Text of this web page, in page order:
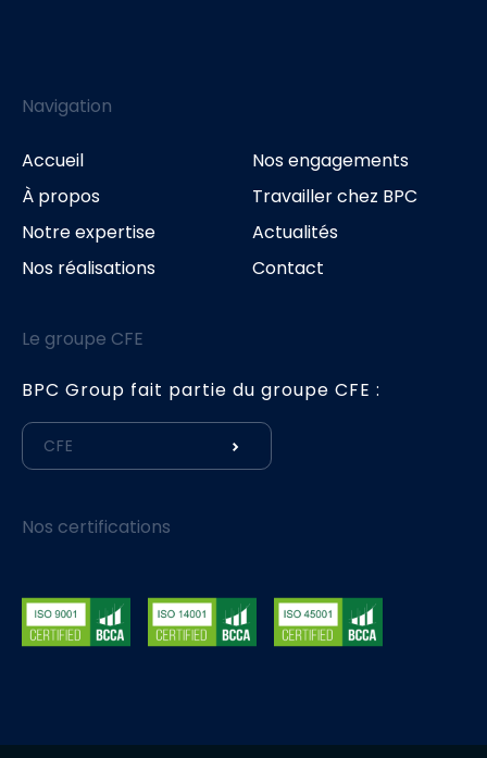
Navigation
Accueil
À propos
Notre expertise
Nos réalisations
Nos engagements
Travailler chez BPC
Actualités
Contact
Le groupe CFE
BPC Group fait partie du groupe CFE :
CFE
Nos certifications